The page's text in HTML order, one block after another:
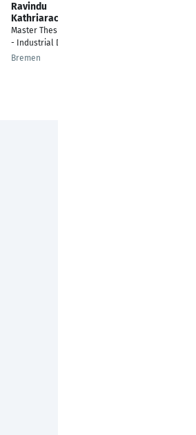
Ravindu
Kathriarachchie
Master Thesis Stident
- Industrial Drives
Bremen